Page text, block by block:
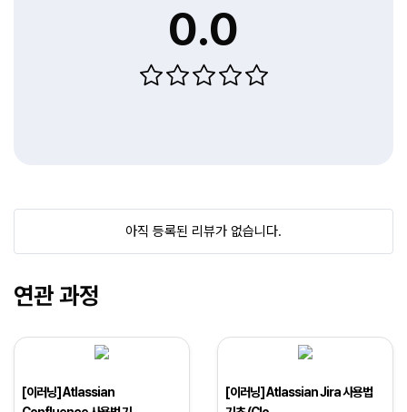
0.0
아직 등록된 리뷰가 없습니다.
연관 과정
[이러닝] Atlassian
[이러닝] Atlassian Jira 사용법